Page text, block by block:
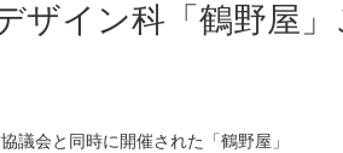
ザイン科「鶴野屋
会と同時に開催された「鶴野屋」